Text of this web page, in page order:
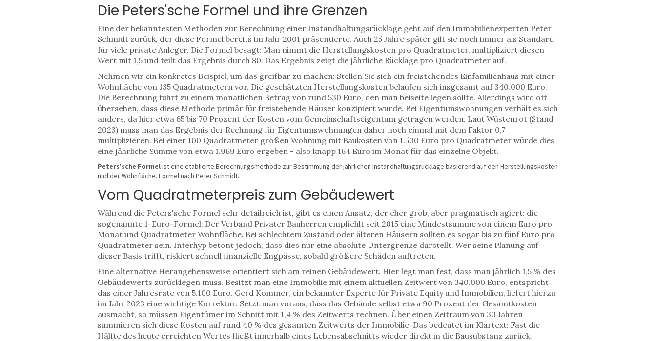
Die Peters'sche Formel und ihre Grenzen
Eine der bekanntesten Methoden zur Berechnung einer Instandhaltungsrücklage geht auf den Immobilienexperten Peter
Schmidt zurück, der diese Formel bereits im Jahr 2001 präsentierte. Auch 25 Jahre später gilt sie noch immer als Standard
für viele private Anleger. Die Formel besagt: Man nimmt die Herstellungskosten pro Quadratmeter, multipliziert diesen
Wert mit 1,5 und teilt das Ergebnis durch 80. Das Ergebnis zeigt die jährliche Rücklage pro Quadratmeter auf.
Nehmen wir ein konkretes Beispiel, um das greifbar zu machen: Stellen Sie sich ein freistehendes Einfamilienhaus mit einer
Wohnfläche von 135 Quadratmetern vor. Die geschätzten Herstellungskosten belaufen sich insgesamt auf 340.000 Euro.
Die Berechnung führt zu einem monatlichen Betrag von rund 530 Euro, den man beiseite legen sollte. Allerdings wird oft
übersehen, dass diese Methode primär für freistehende Häuser konzipiert wurde. Bei Eigentumswohnungen verhält es sich
anders, da hier etwa 65 bis 70 Prozent der Kosten vom Gemeinschaftseigentum getragen werden. Laut Wüstenrot (Stand
2023) muss man das Ergebnis der Rechnung für Eigentumswohnungen daher noch einmal mit dem Faktor 0,7
multiplizieren. Bei einer 100 Quadratmeter großen Wohnung mit Baukosten von 1.500 Euro pro Quadratmeter würde dies
eine jährliche Summe von etwa 1.969 Euro ergeben - also knapp 164 Euro im Monat für das einzelne Objekt.
Peters'sche Formelisteine etablierte Berechnungsmethode zur Bestimmung der jährlichen Instandhaltungsrücklage basierend auf den Herstellungskosten
und der Wohnfläche. Formel nach Peter Schmidt.
Vom Quadratmeterpreis zum Gebäudewert
Während die Peters'sche Formel sehr detailreich ist, gibt es einen Ansatz, der eher grob, aber pragmatisch agiert: die
sogenannte 1-Euro-Formel. Der Verband Privater Bauherren empfiehlt seit 2015 eine Mindestsumme von einem Euro pro
Monat und Quadratmeter Wohnfläche. Bei schlechtem Zustand oder älteren Häusern sollten es sogar bis zu fünf Euro pro
Quadratmeter sein. Interhyp betont jedoch, dass dies nur eine absolute Untergrenze darstellt. Wer seine Planung auf
dieser Basis trifft, riskiert schnell finanzielle Engpässe, sobald größere Schäden auftreten.
Eine alternative Herangehensweise orientiert sich am reinen Gebäudewert. Hier legt man fest, dass man jährlich 1,5 % des
Gebäudewerts zurücklegen muss. Besitzt man eine Immobilie mit einem aktuellen Zeitwert von 340.000 Euro, entspricht
das einer Jahresrate von 5.100 Euro. Gerd Kommer, ein bekannter Experte für Private Equity und Immobilien, liefert hierzu
im Jahr 2023 eine wichtige Korrektur: Setzt man voraus, dass das Gebäude selbst etwa 90 Prozent der Gesamtkosten
ausmacht, so müssen Eigentümer im Schnitt mit 1,4 % des Zeitwerts rechnen. Über einen Zeitraum von 30 Jahren
summieren sich diese Kosten auf rund 40 % des gesamten Zeitwerts der Immobilie. Das bedeutet im Klartext: Fast die
Hälfte des heute erreichten Wertes fließt innerhalb eines Lebensabschnitts wieder direkt in die Bausubstanz zurück.